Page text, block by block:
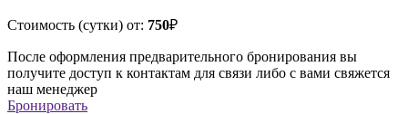
Стоимость (сутки) от: 750₽
После оформления предварительного бронирования вы
получите доступ к контактам для связи либо с вами свяжется
наш менеджер
Бронировать